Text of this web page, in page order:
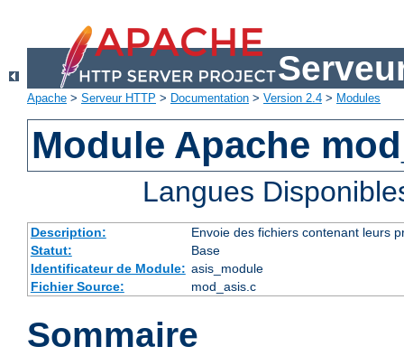
Apache > Serveur HTTP > Documentation > Version 2.4 > Modules
Module Apache
Langues
Description:
Envoie des fichiers contenant leurs
Statut:
Base
Identificateur de Module: asis_module
Fichier Source:
mod_asis.c
Sommaire